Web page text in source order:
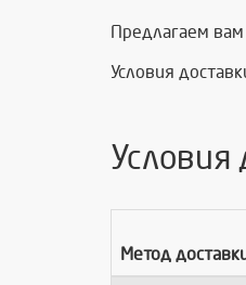
Предлагаем вам
Условия
Условия
Метод